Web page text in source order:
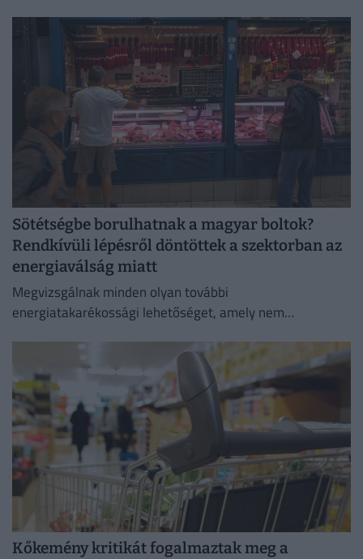
Sötétségbe borulhatnak a magyar boltok?
Rendkívüli lépésről döntöttek a szektorban az
energiaválság miatt
Megvizsgálnak minden olyan további
energiatakarékossági lehetőséget, amely nem
zökkenőmentes kiszolgálását.
Kőkemény kritikát fogalmaztak meg a